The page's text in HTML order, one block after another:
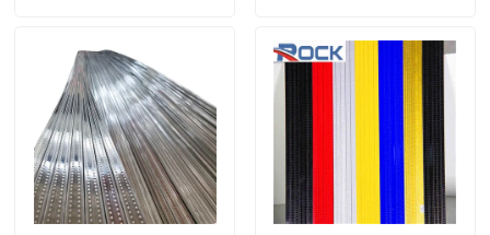
منتجات
أشرطة فيديو